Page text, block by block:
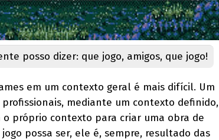
posso dizer: que jogo, amigos, que jogo!
em um contexto geral é mais difícil. Um
mediante um contexto definido,
próprio contexto para criar uma obra de
possa ser, ele é, sempre, resultado das